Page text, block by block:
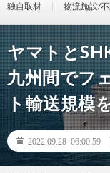
独自取材 物流施設/
ヤマトと
九州間でフ
ト輸送規模
2022.09.28 06:00:59